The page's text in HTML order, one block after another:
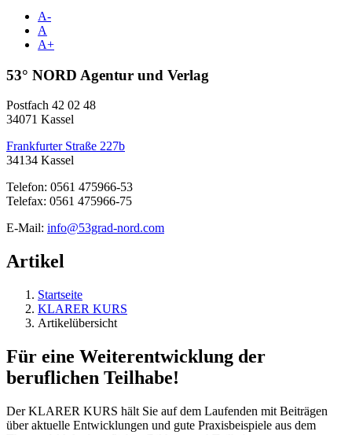
A-
A
A+
53° NORD Agentur und Verlag
Postfach 42 02 48
34071 Kassel
Frankfurter Straße 227b
34134 Kassel
Telefon: 0561 475966-53
Telefax: 0561 475966-75
E-Mail: info@53grad-nord.com
Artikel
Startseite
KLARER KURS
Artikelübersicht
Für eine Weiterentwicklung der
beruflichen Teilhabe!
Der KLARER KURS hält Sie auf dem Laufenden mit Beiträgen
über aktuelle Entwicklungen und gute Praxisbeispiele aus dem